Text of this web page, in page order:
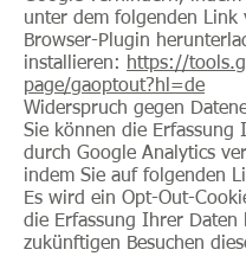
unter dem folgenden Link
Browser-Plugin
installieren: https://
page/gaoptout?hl=de
Widerspruch gegen
Sie können die Erfassung
durch Google Analytics
indem Sie auf folgenden
Es wird ein Opt-Out-
die Erfassung Ihrer Daten
zukünftigen Besuchen